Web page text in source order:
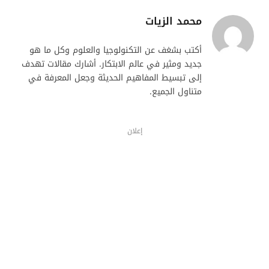
محمد الزيات
أكتب بشغف عن التكنولوجيا والعلوم وكل ما هو
جديد ومثير في عالم الابتكار. أشارك مقالات تهدف
إلى تبسيط المفاهيم الحديثة وجعل المعرفة في
متناول الجميع.
إعلان